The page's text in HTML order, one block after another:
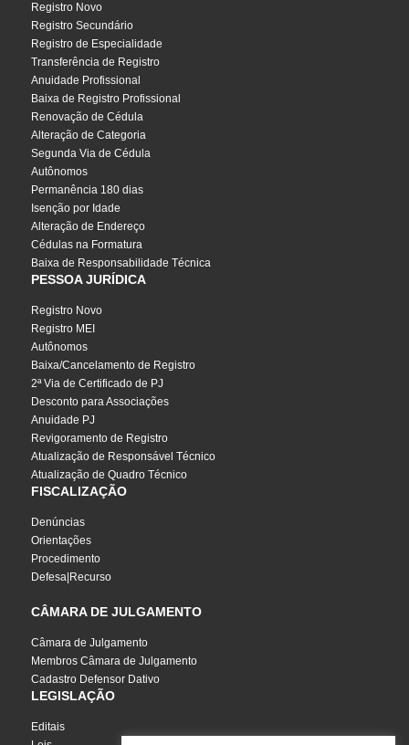
Registro Novo
Registro Secundário
Registro de Especialidade
Transferência de Registro
Anuidade Profissional
Baixa de Registro Profissional
Renovação de Cédula
Alteração de Categoria
Segunda Via de Cédula
Autônomos
Permanência 180 dias
Isenção por Idade
Alteração de Endereço
Cédulas na Formatura
Baixa de Responsabilidade Técnica
PESSOA JURÍDICA
Registro Novo
Registro MEI
Autônomos
Baixa/Cancelamento de Registro
2ª Via de Certificado de PJ
Desconto para Associações
Anuidade PJ
Revigoramento de Registro
Atualização de Responsável Técnico
Atualização de Quadro Técnico
FISCALIZAÇÃO
Denúncias
Orientações
Procedimento
Defesa|Recurso
CÂMARA DE JULGAMENTO
Câmara de Julgamento
Membros Câmara de Julgamento
Cadastro Defensor Dativo
LEGISLAÇÃO
Editais